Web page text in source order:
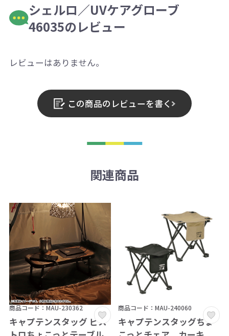
シェルロ／UVケアグローブ
46035のレビュー
レビューはありません。
この商品のレビューを書く
関連商品
商品コード：MAU-230362
キャプテンスタッグ ビス
商品コード：MAU-240060
キャプテンスタッグちょ